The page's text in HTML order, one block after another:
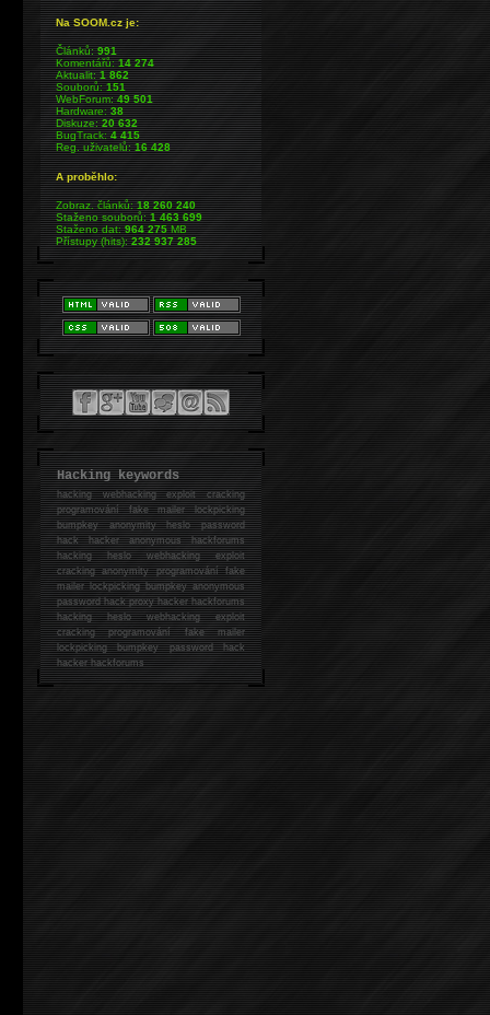
Na SOOM.cz je:
Článků:991
Komentářů:14 274
Aktualit:1 862
Souborů:151
WebForum:49 501
Hardware:38
Diskuze:20 632
BugTrack:4 415
Reg. uživatelů:16 428
A proběhlo:
Zobraz. článků:18 260 240
Staženo souborů:1 463 699
Staženo dat:964 275MB
Přístupy (hits):232 937 285
Hacking keywords
hackingwebhacking exploit cracking
programování fake mailer lockpicking
bumpkey anonymity heslo password
hackhacker anonymous hackforums
hackingheslo webhacking exploit
cracking anonymity programování fake
mailer lockpicking bumpkey anonymous
password hack proxy hacker hackforums
hacking heslo webhacking exploit
cracking programování fake mailer
lockpicking bumpkey password hack
hackerhackforums